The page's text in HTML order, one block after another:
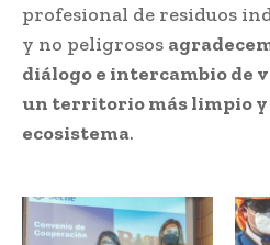
profesional de residuos
y no peligrosos
diálogo e intercambio de
un territorio más limpio y
ecosistema.